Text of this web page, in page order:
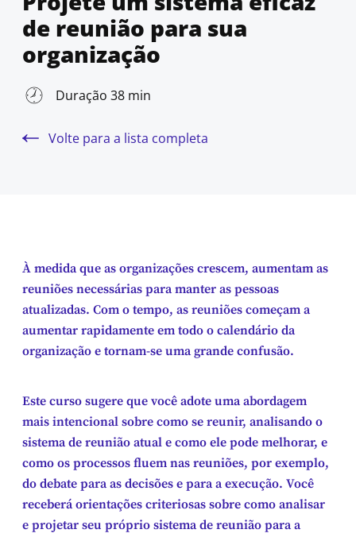
de reunião para sua
organização
Duração 38 min
Volte para a lista completa
À medida que as organizações crescem, aumentam as
reuniões necessárias para manter as pessoas
atualizadas. Com o tempo, as reuniões começam a
aumentar rapidamente em todo o calendário da
organização e tornam-se uma grande confusão.
Este curso sugere que você adote uma abordagem
mais intencional sobre como se reunir, analisando o
sistema de reunião atual e como ele pode melhorar, e
como os processos fluem nas reuniões, por exemplo,
do debate para as decisões e para a execução. Você
receberá orientações criteriosas sobre como analisar
e projetar seu próprio sistema de reunião para a